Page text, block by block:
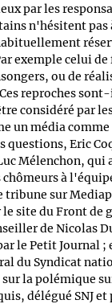
par les
n'hésitent pas
exemple celui de
ou de
reproches
considéré par
un média comme
questions, Eric
Mélenchon, qui
chômeurs à
tribune sur
site du Front de
de Nicolas
le Petit Journal ;
du Syndicat
sur la polémique
délégué SNJ